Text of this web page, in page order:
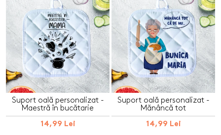
Suport oală personalizat -
Maestră în bucătarie
14,99 Lei
Suport oală personalizat -
Mănâncă tot
14,99 Lei